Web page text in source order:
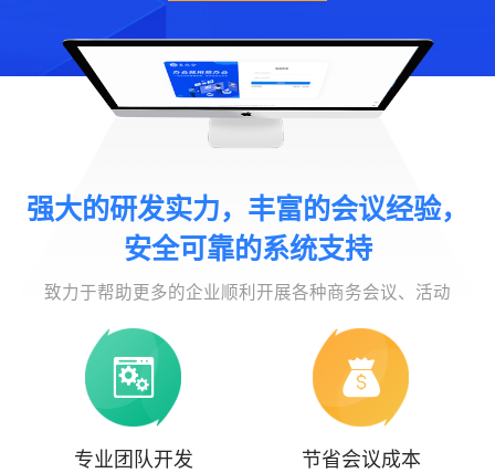
强大的研发实力，丰富的会议经验，
安全可靠的系统支持
致力于帮助更多的企业顺利开展各种商务会议、活动
专业团队开发 节省会议成本